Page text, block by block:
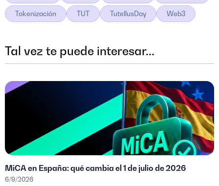
Tokenización TUT TutellusDay Web3
Tal vez te puede interesar...
MiCA en España: qué cambia el 1 de julio de 2026
6/9/2026